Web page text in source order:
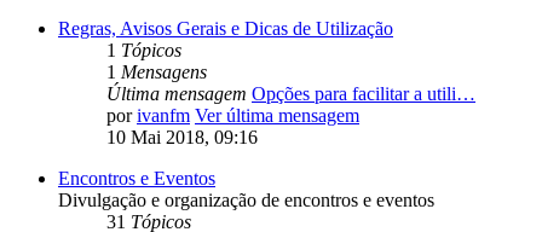
Regras, Avisos Gerais e Dicas de Utilização
1 Tópicos
1 Mensagens
Última mensagem Opções para facilitar a utili…
porivanfm Ver última mensagem
10 Mai 2018, 09:16
Encontros e Eventos
Divulgação e organização de encontros e eventos
31 Tópicos